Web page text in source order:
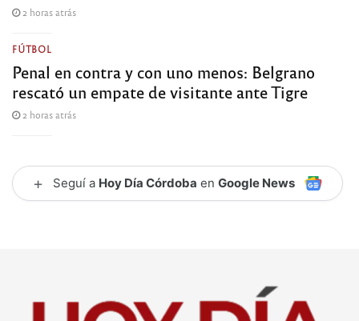
2 horas atrás
FÚTBOL
Penal en contra y con uno menos: Belgrano
rescató un empate de visitante ante Tigre
2 horas atrás
+ Seguí a Hoy Día Córdoba en Google News